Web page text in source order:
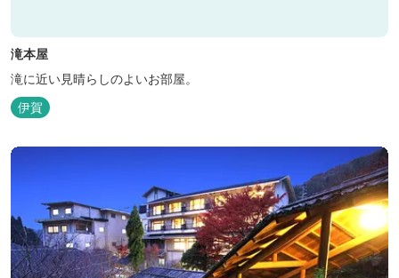
滝本屋
滝に近い見晴らしのよいお部屋。
伊賀